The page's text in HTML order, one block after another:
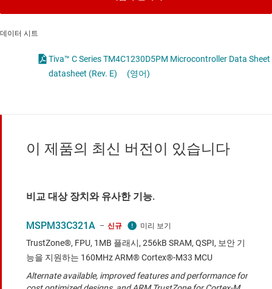
데이터 시트
Tiva™ C Series TM4C1230D5PM Microcontroller Data Sheet
datasheet (Rev. E)
(영어)
이 제품의 최신 버전이 있습니다
비교 대상 장치와 유사한 기능.
신규
MSPM33C321A
TrustZone®, FPU, 1MB 플래시, 256kB SRAM, QSPI, 보안 기
능을 지원하는 160MHz ARM® Cortex®-M33 MCU
Alternate available, improved features and performance for